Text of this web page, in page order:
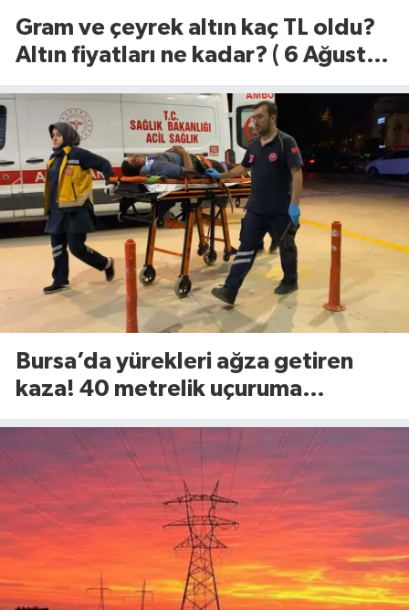
Gram ve çeyrek altın kaç TL oldu?
Altın fiyatları ne kadar? ( 6 Ağustos
Bursa’da yürekleri ağza getiren
kaza! 40 metrelik uçuruma